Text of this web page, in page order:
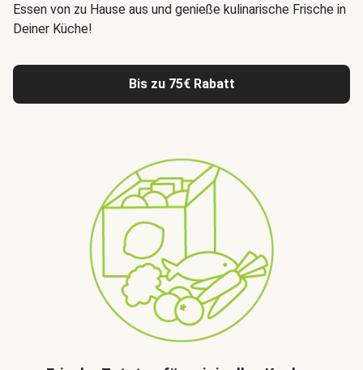
Essen von zu Hause aus und genieße kulinarische Frische in
Deiner Küche!
Bis zu 75€ Rabatt